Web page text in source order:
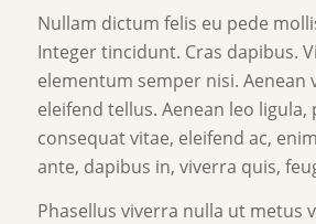
Nullam dictum felis eu pede
Integer tincidunt. Cras dapibus.
elementum semper nisi. Aenean
eleifend tellus. Aenean leo
consequat vitae, eleifend ac,
ante, dapibus in, viverra quis,
Phasellus viverra nulla ut metus